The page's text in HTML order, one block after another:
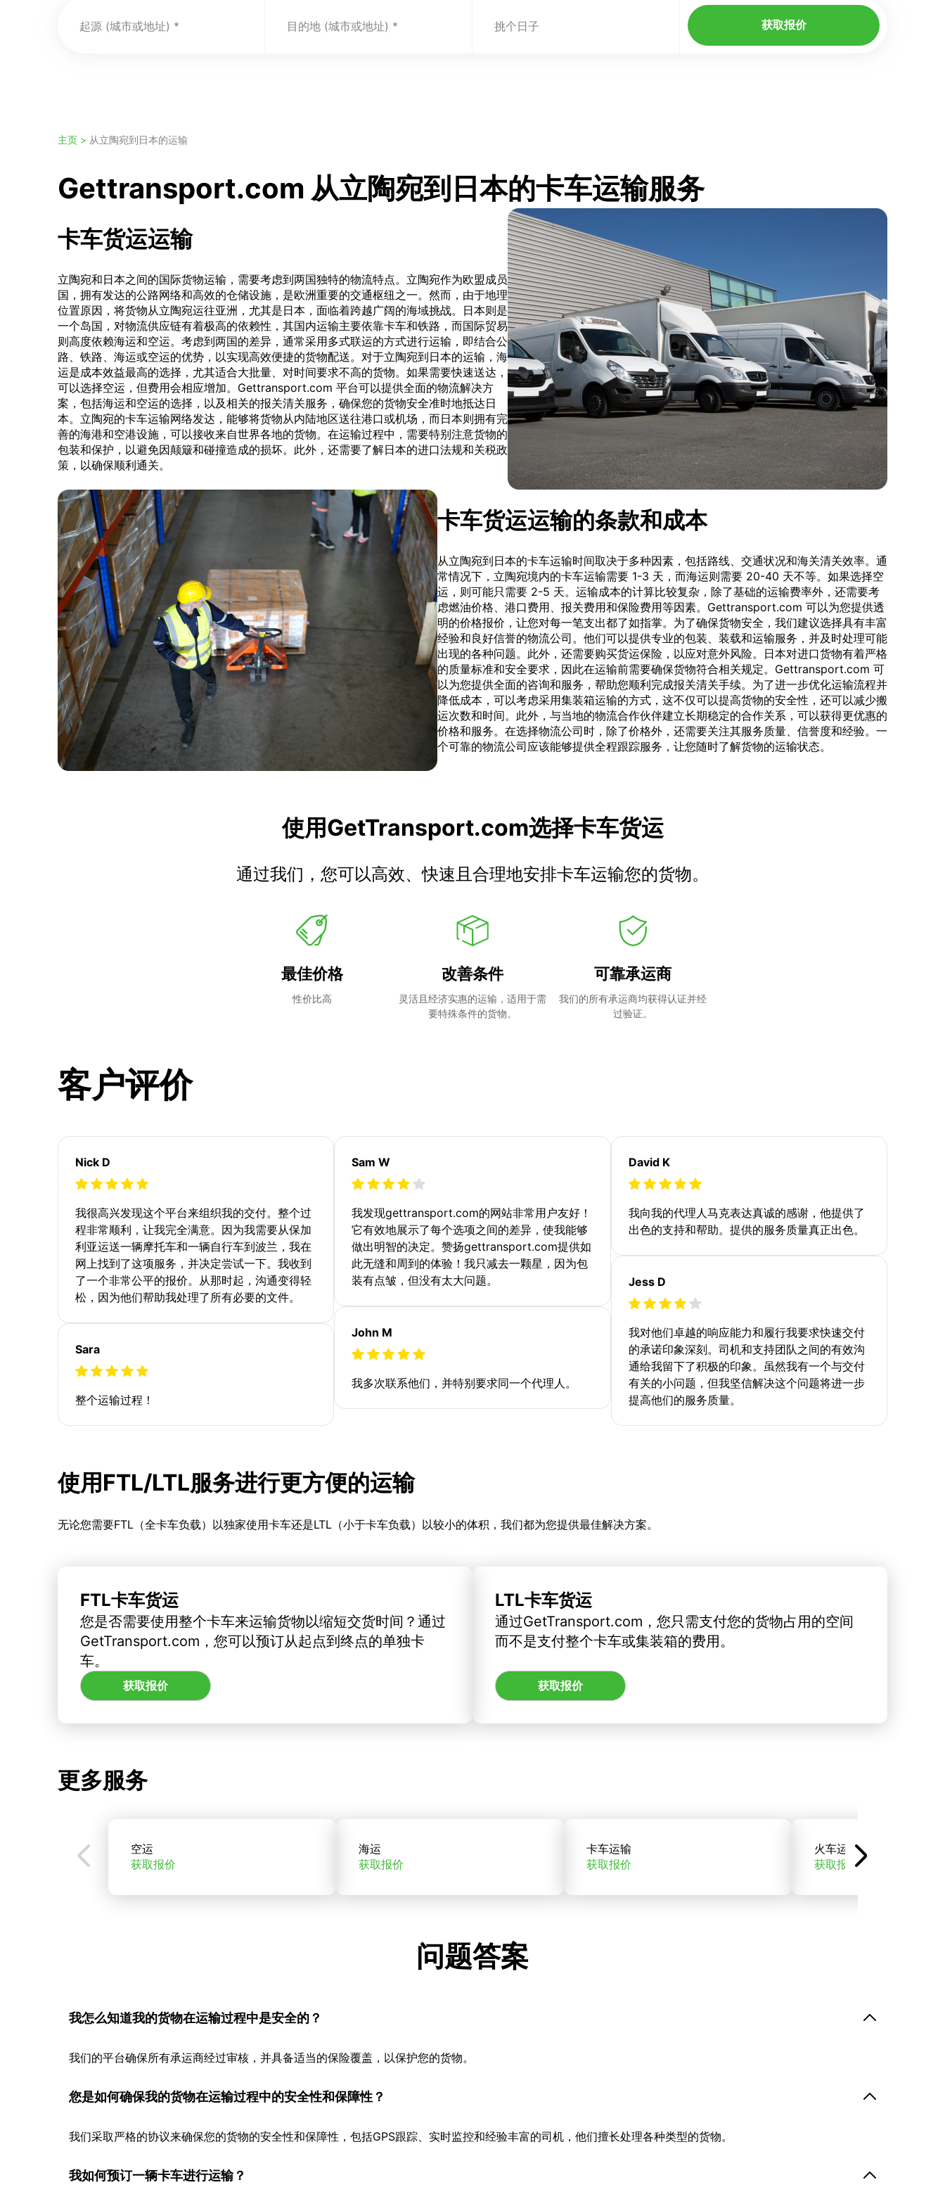
起源 (城市或地址) 目的地 (城市或地址) 挑个日子 获取报价
主页 > 从立陶宛到日本的运输
Gettransport.com 从立陶宛到日本的卡车运输服务
卡车货运运输
立陶宛和日本之间的国际货物运输，需要考虑到两国独特的物流特点。立陶宛作为欧盟成员
国，拥有发达的公路网络和高效的仓储设施，是欧洲重要的交通枢纽之一。然而，由于地理
位置原因，将货物从立陶宛运往亚洲，尤其是日本，面临着跨越广阔的海域挑战。日本则是
一个岛国，对物流供应链有着极高的依赖性，其国内运输主要依靠卡车和铁路，而国际贸易
则高度依赖海运和空运。考虑到两国的差异，通常采用多式联运的方式进行运输，即结合公
路、铁路、海运或空运的优势，以实现高效便捷的货物配送。对于立陶宛到日本的运输，海
运是成本效益最高的选择，尤其适合大批量、对时间要求不高的货物。如果需要快速送达，
可以选择空运，但费用会相应增加。Gettransport.com 平台可以提供全面的物流解决方
案，包括海运和空运的选择，以及相关的报关清关服务，确保您的货物安全准时地抵达日
本。立陶宛的卡车运输网络发达，能够将货物从内陆地区送往港口或机场，而日本则拥有完
善的海港和空港设施，可以接收来自世界各地的货物。在运输过程中，需要特别注意货物的
包装和保护，以避免因颠簸和碰撞造成的损坏。此外，还需要了解日本的进口法规和关税政
策，以确保顺利通关。
卡车货运运输的条款和成本
从立陶宛到日本的卡车运输时间取决于多种因素，包括路线、交通状况和海关清关效率。通
常情况下，立陶宛境内的卡车运输需要 1-3 天，而海运则需要 20-40 天不等。如果选择空
运，则可能只需要 2-5 天。运输成本的计算比较复杂，除了基础的运输费率外，还需要考
虑燃油价格、港口费用、报关费用和保险费用等因素。Gettransport.com 可以为您提供透
明的价格报价，让您对每一笔支出都了如指掌。为了确保货物安全，我们建议选择具有丰富
经验和良好信誉的物流公司。他们可以提供专业的包装、装载和运输服务，并及时处理可能
出现的各种问题。此外，还需要购买货运保险，以应对意外风险。日本对进口货物有着严格
的质量标准和安全要求，因此在运输前需要确保货物符合相关规定。Gettransport.com 可
以为您提供全面的咨询和服务，帮助您顺利完成报关清关手续。为了进一步优化运输流程并
降低成本，可以考虑采用集装箱运输的方式，这不仅可以提高货物的安全性，还可以减少搬
运次数和时间。此外，与当地的物流合作伙伴建立长期稳定的合作关系，可以获得更优惠的
价格和服务。在选择物流公司时，除了价格外，还需要关注其服务质量、信誉度和经验。一
个可靠的物流公司应该能够提供全程跟踪服务，让您随时了解货物的运输状态。
使用GetTransport.com选择卡车货运
通过我们，您可以高效、快速且合理地安排卡车运输您的货物。
最佳价格
性价比高
改善条件
灵活且经济实惠的运输，适用于需
要特殊条件的货物。
可靠承运商
我们的所有承运商均获得认证并经
过验证。
客户评价
Nick D
我很高兴发现这个平台来组织我的交付。整个过
程非常顺利，让我完全满意。因为我需要从保加
利亚运送一辆摩托车和一辆自行车到波兰，我在
网上找到了这项服务，并决定尝试一下。我收到
了一个非常公平的报价。从那时起，沟通变得轻
松，因为他们帮助我处理了所有必要的文件。
Sara
整个运输过程！
Sam W
我发现gettransport.com的网站非常用户友好！
它有效地展示了每个选项之间的差异，使我能够
做出明智的决定。赞扬gettransport.com提供如
此无缝和周到的体验！我只减去一颗星，因为包
装有点皱，但没有太大问题。
John M
我多次联系他们，并特别要求同一个代理人。
David K
我向我的代理人马克表达真诚的感谢，他提供了
出色的支持和帮助。提供的服务质量真正出色。
Jess D
我对他们卓越的响应能力和履行我要求快速交付
的承诺印象深刻。司机和支持团队之间的有效沟
通给我留下了积极的印象。虽然我有一个与交付
有关的小问题，但我坚信解决这个问题将进一步
提高他们的服务质量。
使用FTL/LTL服务进行更方便的运输
无论您需要FTL（全卡车负载）以独家使用卡车还是LTL（小于卡车负载）以较小的体积，我们都为您提供最佳解决方案。
FTL卡车货运
您是否需要使用整个卡车来运输货物以缩短交货时间？通过
GetTransport.com，您可以预订从起点到终点的单独卡
车。
获取报价
LTL卡车货运
通过GetTransport.com，您只需支付您的货物占用的空间
而不是支付整个卡车或集装箱的费用。
获取报价
更多服务
空运
获取报价
海运
获取报价
卡车运输
获取报价
火车运输
获取报价
问题答案
我怎么知道我的货物在运输过程中是安全的？
我们的平台确保所有承运商经过审核，并具备适当的保险覆盖，以保护您的货物。
您是如何确保我的货物在运输过程中的安全性和保障性？
我们采取严格的协议来确保您的货物的安全性和保障性，包括GPS跟踪、实时监控和经验丰富的司机，他们擅长处理各种类型的货物。
我如何预订一辆卡车进行运输？